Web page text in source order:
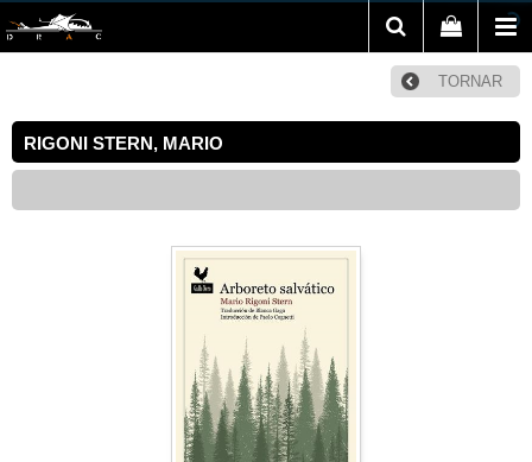
TORNAR
RIGONI STERN, MARIO